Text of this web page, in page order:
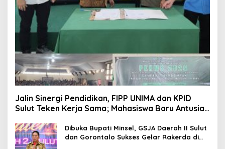
Jalin Sinergi Pendidikan, FIPP UNIMA dan KPID
Sulut Teken Kerja Sama; Mahasiswa Baru Antusias
Dibuka Bupati Minsel, GSJA Daerah II Sulut
dan Gorontalo Sukses Gelar Rakerda di